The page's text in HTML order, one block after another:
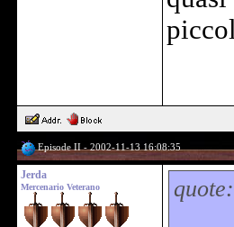
Episode II - 2002-11-13 16:08:35
Jerda
Mercenario Veterano quote: